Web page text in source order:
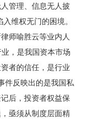
管理、信息无人披
维权无门的困境。
师喻胜云等业内人
，是我国资本市场
者的信任，是行业
件反映出的是我国私
后，投资者权益保
亟须从制度层面精